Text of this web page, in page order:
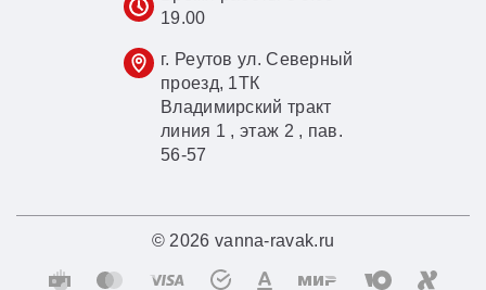
19.00
г. Реутов ул. Северный
проезд, 1ТК
Владимирский тракт
линия 1 , этаж 2 , пав.
56-57
© 2026 vanna-ravak.ru